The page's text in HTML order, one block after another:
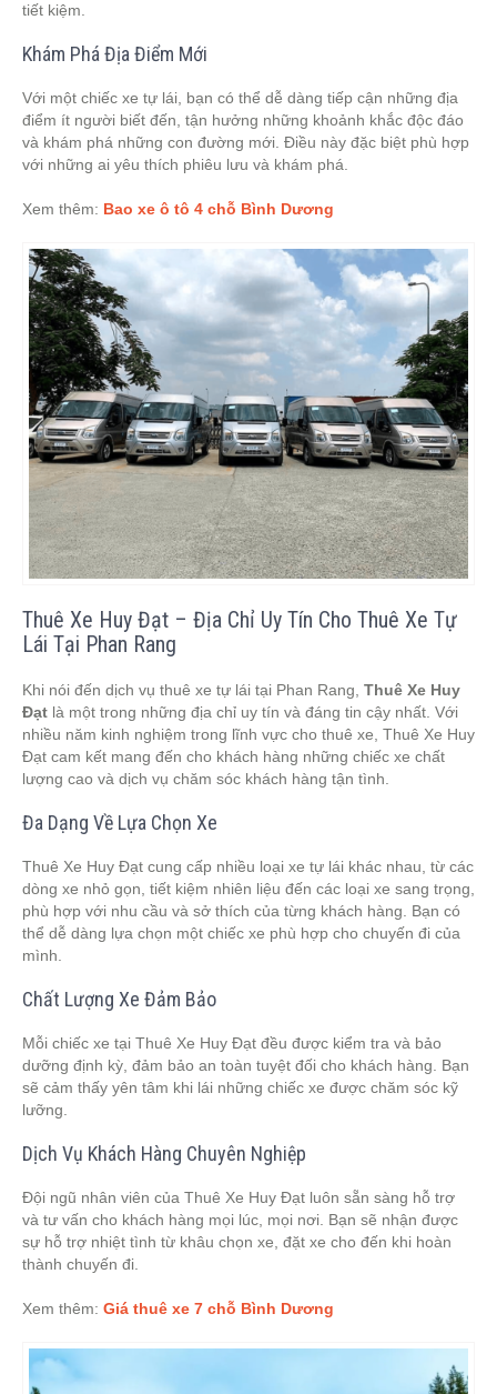
tiết kiệm.
Khám Phá Địa Điểm Mới
Với một chiếc xe tự lái, bạn có thể dễ dàng tiếp cận những địa
điểm ít người biết đến, tận hưởng những khoảnh khắc độc đáo
và khám phá những con đường mới. Điều này đặc biệt phù hợp
với những ai yêu thích phiêu lưu và khám phá.
Xem thêm: Bao xe ô tô 4 chỗ Bình Dương
Thuê Xe Huy Đạt – Địa Chỉ Uy Tín Cho Thuê Xe Tự
Lái Tại Phan Rang
Khi nói đến dịch vụ thuê xe tự lái tại Phan Rang, Thuê Xe Huy
Đạt là một trong những địa chỉ uy tín và đáng tin cậy nhất. Với
nhiều năm kinh nghiệm trong lĩnh vực cho thuê xe, Thuê Xe Huy
Đạt cam kết mang đến cho khách hàng những chiếc xe chất
lượng cao và dịch vụ chăm sóc khách hàng tận tình.
Đa Dạng Về Lựa Chọn Xe
Thuê Xe Huy Đạt cung cấp nhiều loại xe tự lái khác nhau, từ các
dòng xe nhỏ gọn, tiết kiệm nhiên liệu đến các loại xe sang trọng,
phù hợp với nhu cầu và sở thích của từng khách hàng. Bạn có
thể dễ dàng lựa chọn một chiếc xe phù hợp cho chuyến đi của
mình.
Chất Lượng Xe Đảm Bảo
Mỗi chiếc xe tại Thuê Xe Huy Đạt đều được kiểm tra và bảo
dưỡng định kỳ, đảm bảo an toàn tuyệt đối cho khách hàng. Bạn
sẽ cảm thấy yên tâm khi lái những chiếc xe được chăm sóc kỹ
lưỡng.
Dịch Vụ Khách Hàng Chuyên Nghiệp
Đội ngũ nhân viên của Thuê Xe Huy Đạt luôn sẵn sàng hỗ trợ
và tư vấn cho khách hàng mọi lúc, mọi nơi. Bạn sẽ nhận được
sự hỗ trợ nhiệt tình từ khâu chọn xe, đặt xe cho đến khi hoàn
thành chuyến đi.
Xem thêm: Giá thuê xe 7 chỗ Bình Dương